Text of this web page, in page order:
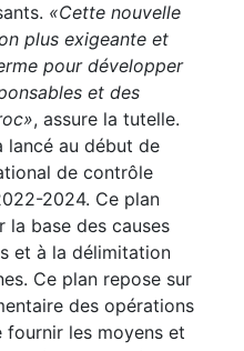
«Cette nouvelle
plus exigeante et
pour développer
et des
, assure la tutelle.
lancé au début de
de contrôle
2024. Ce plan
la base des causes
et à la délimitation
Ce plan repose sur
des opérations
les moyens et